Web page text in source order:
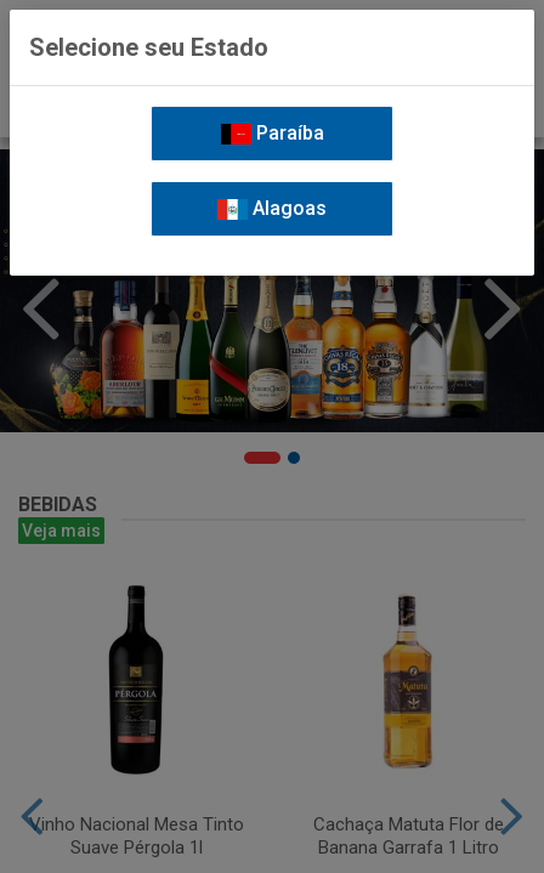
BEBIDAS
Veja mais
Vinho Nacional Mesa Tinto
Suave Pérgola 1l
Cachaça Matuta Flor de
Banana Garrafa 1 Litro
Selecione seu Estado
Paraíba
Alagoas